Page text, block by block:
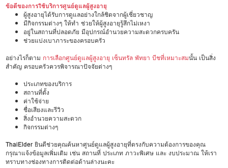
ข้อดีของการใช้บริการศูนย์ดูแลผู้สูงอายุ
ผู้สูงอายุได้รับการดูแลอย่างใกล้ชิดจากผู้เชี่ยวชาญ
มีกิจกรรมต่างๆ ให้ทำ ช่วยให้ผู้สูงอายุรู้สึกไม่เหงา
อยู่ในสถานที่ปลอดภัย มีอุปกรณ์อำนวยความสะดวกครบครัน
ช่วยแบ่งเบาภาระของครอบครัว
อย่างไรก็ตาม การเลือกศูนย์ดูแลผู้สูงอายุ เซ็นทรัล พัทยา บีชที่เหมาะสมนั้น เป็นสิ่ง
สำคัญ ครอบครัวควรพิจารณาปัจจัยต่างๆ
ประเภทของบริการ
สถานที่ตั้ง
ค่าใช้จ่าย
ชื่อเสียงและรีวิว
สิ่งอำนวยความสะดวก
กิจกรรมต่างๆ
ThaiElder ยินดีช่วยคุณค้นหาศูนย์ดูแลผู้สูงอายุที่ตรงกับความต้องการของคุณ
กรุณาแจ้งข้อมูลเพิ่มเติม เช่น สถานที่ ประเภท ภาวะพิเศษ และ งบประมาณ ให้เรา
ทราบทางช่องทางการติดต่อด้านล่างนะคะ